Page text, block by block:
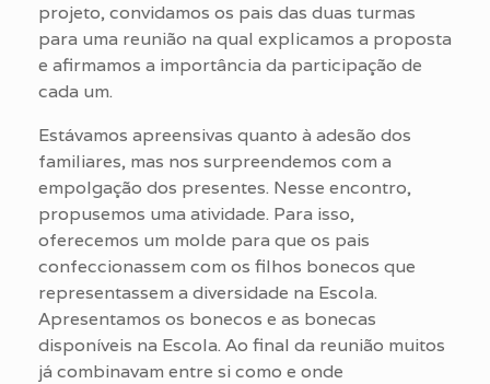
projeto, convidamos os pais das duas turmas
para uma reunião na qual explicamos a proposta
e afirmamos a importância da participação de
cada um.
Estávamos apreensivas quanto à adesão dos
familiares, mas nos surpreendemos com a
empolgação dos presentes. Nesse encontro,
propusemos uma atividade. Para isso,
oferecemos um molde para que os pais
confeccionassem com os filhos bonecos que
representassem a diversidade na Escola.
Apresentamos os bonecos e as bonecas
disponíveis na Escola. Ao final da reunião muitos
já combinavam entre si como e onde